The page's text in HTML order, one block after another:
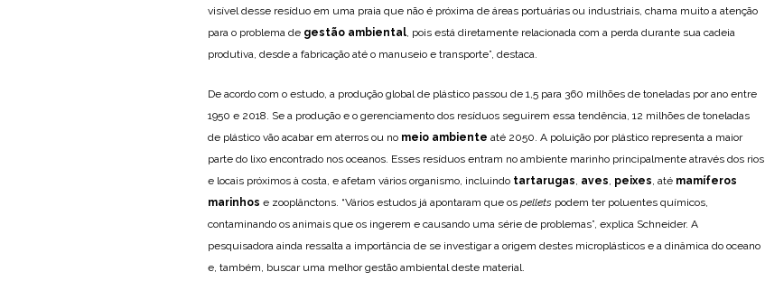
visível desse resíduo em uma praia que não é próxima de áreas portuárias ou industriais, chama muito a atenção
para o problema de gestão ambiental, pois está diretamente relacionada com a perda durante sua cadeia
produtiva, desde a fabricação até o manuseio e transporte”, destaca.
De acordo com o estudo, a produção global de plástico passou de 1,5 para 360 milhões de toneladas por ano entre
1950 e 2018. Se a produção e o gerenciamento dos resíduos seguirem essa tendência, 12 milhões de toneladas
de plástico vão acabar em aterros ou no meio ambiente até 2050. A poluição por plástico representa a maior
parte do lixo encontrado nos oceanos. Esses resíduos entram no ambiente marinho principalmente através dos rios
e locais próximos à costa, e afetam vários organismo, incluindo tartarugas, aves, peixes, até mamíferos
marinhos e zooplânctons. “Vários estudos já apontaram que os pellets podem ter poluentes químicos,
contaminando os animais que os ingerem e causando uma série de problemas”, explica Schneider. A
pesquisadora ainda ressalta a importância de se investigar a origem destes microplásticos e a dinâmica do oceano
e, também, buscar uma melhor gestão ambiental deste material.